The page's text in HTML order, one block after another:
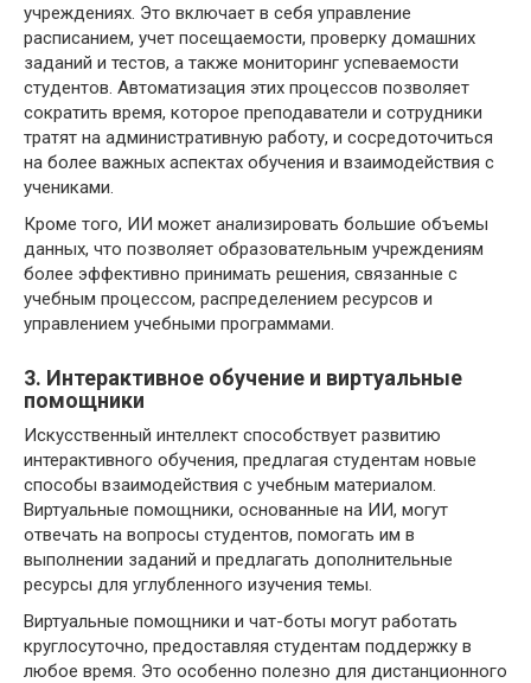
учреждениях. Это включает в себя управление
расписанием, учет посещаемости, проверку домашних
заданий и тестов, а также мониторинг успеваемости
студентов. Автоматизация этих процессов позволяет
сократить время, которое преподаватели и сотрудники
тратят на административную работу, и сосредоточиться
на более важных аспектах обучения и взаимодействия с
учениками.
Кроме того, ИИ может анализировать большие объемы
данных, что позволяет образовательным учреждениям
более эффективно принимать решения, связанные с
учебным процессом, распределением ресурсов и
управлением учебными программами.
3. Интерактивное обучение и виртуальные
помощники
Искусственный интеллект способствует развитию
интерактивного обучения, предлагая студентам новые
способы взаимодействия с учебным материалом.
Виртуальные помощники, основанные на ИИ, могут
отвечать на вопросы студентов, помогать им в
выполнении заданий и предлагать дополнительные
ресурсы для углубленного изучения темы.
Виртуальные помощники и чат-боты могут работать
круглосуточно, предоставляя студентам поддержку в
любое время. Это особенно полезно для дистанционного